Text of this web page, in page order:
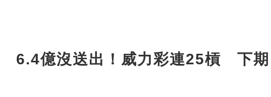
6.4億沒送出！威力彩連25槓 下期